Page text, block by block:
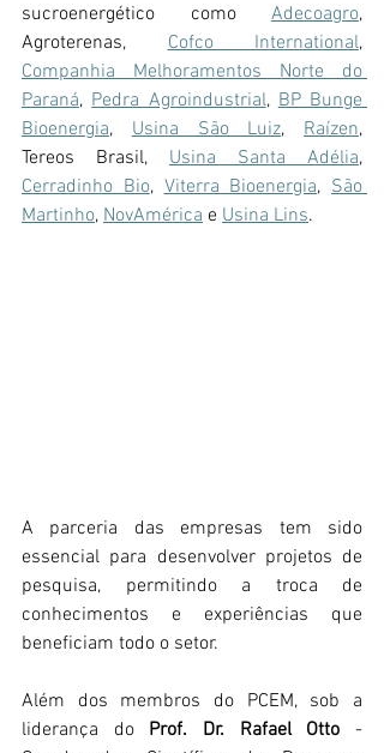
sucroenergético como Adecoagro,
Agroterenas, Cofco International
Companhia Melhoramentos Norte do
Paraná, Pedra Agroindustrial, BP Bunge
Bioenergia, Usina São Luiz, Raízen,
Tereos Brasil, Usina Santa Adélia
Cerradinho Bio, Viterra Bioenergia, São
Martinho, NovAmérica e Usina Lins.
A parceria das empresas tem sido
essencial para desenvolver projetos de
pesquisa, permitindo a troca de
conhecimentos e experiências que
beneficiam todo o setor.
Além dos membros do PCEM, sob a
liderança do Prof. Dr. Rafael Otto -